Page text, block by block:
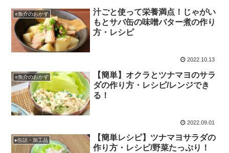
○魚介のおかず
汁ごと使って栄養満点！じゃがい
もとサバ缶の味噌バター煮の作り
方・レシピ
2022.10.13
○魚介のおかず
【簡単】オクラとツナマヨのサラ
ダの作り方・レシピ/レンジでき
る！
2022.09.01
▸缶詰・加工品
【簡単レシピ】ツナマヨサラダの
作り方・レシピ/野菜たっぷり！